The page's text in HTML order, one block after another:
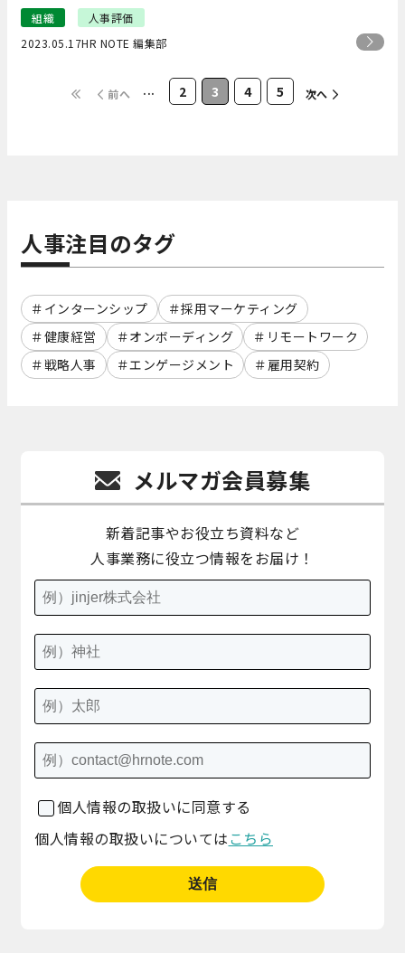
組織
人事評価
2023.05.17HR NOTE 編集部
前へ ... 2 3 4 5 次へ
人事注目のタグ
インターンシップ
採用マーケティング
健康経営
オンボーディング
リモートワーク
戦略人事
エンゲージメント 雇用契約
メルマガ会員募集
新着記事やお役立ち資料など
人事業務に役立つ情報をお届け！
個人情報の取扱いに同意する
個人情報の取扱いについては こちら